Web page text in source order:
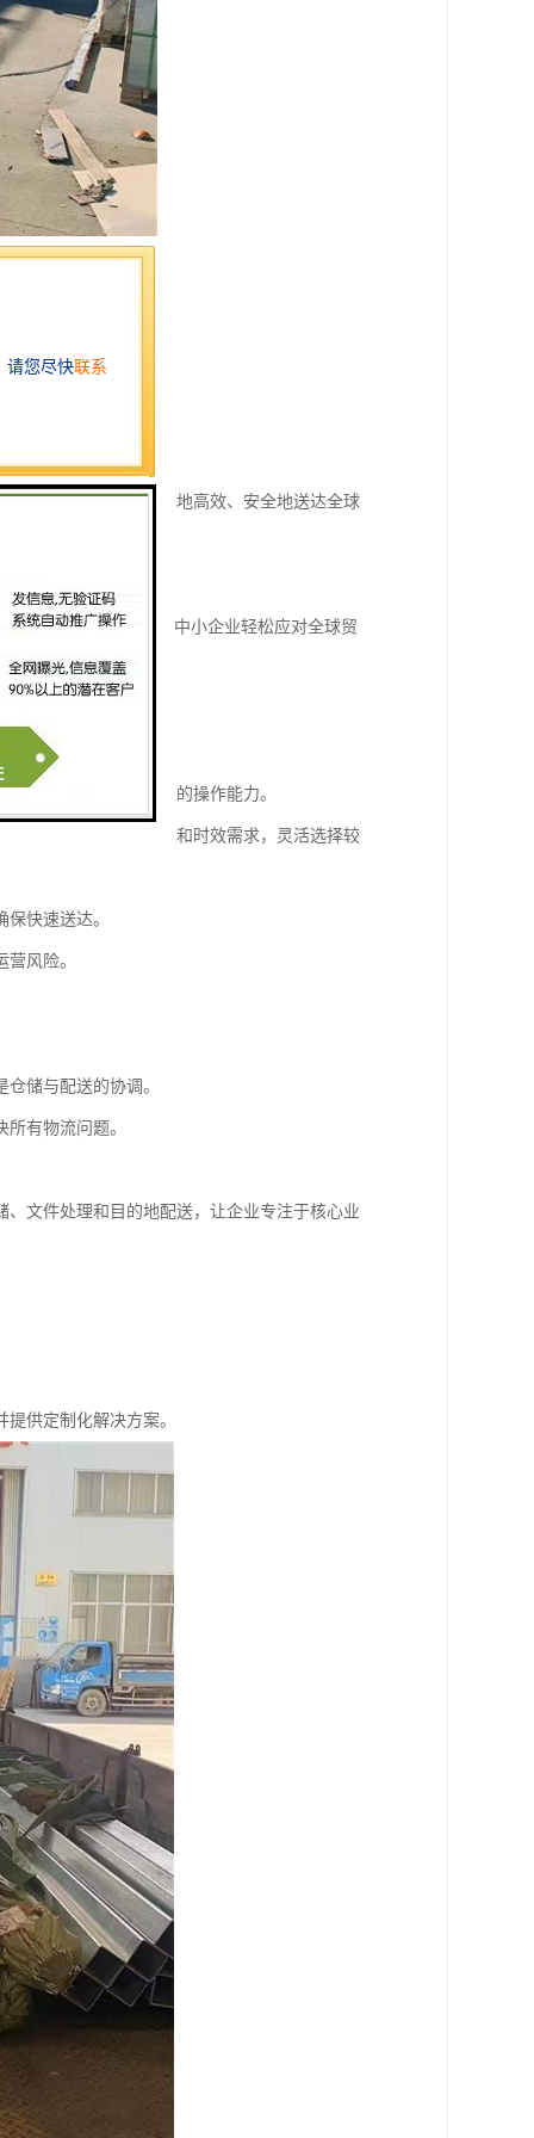
方式，将商品从生产地高效、安全地送达全球
站式解决方案，助力中小企业轻松应对全球贸
备丰富的经验和专业的操作能力。
业可以根据货物特性和时效需求，灵活选择较
快速送达。
风险。
储与配送的协调。
有物流问题。
文件处理和目的地配送，让企业专注于核心业
供定制化解决方案。